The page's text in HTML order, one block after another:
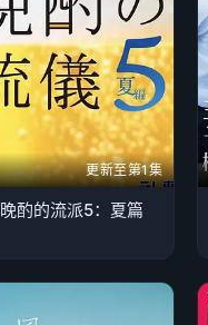
更新至第1集
晚酌的流派5：夏篇